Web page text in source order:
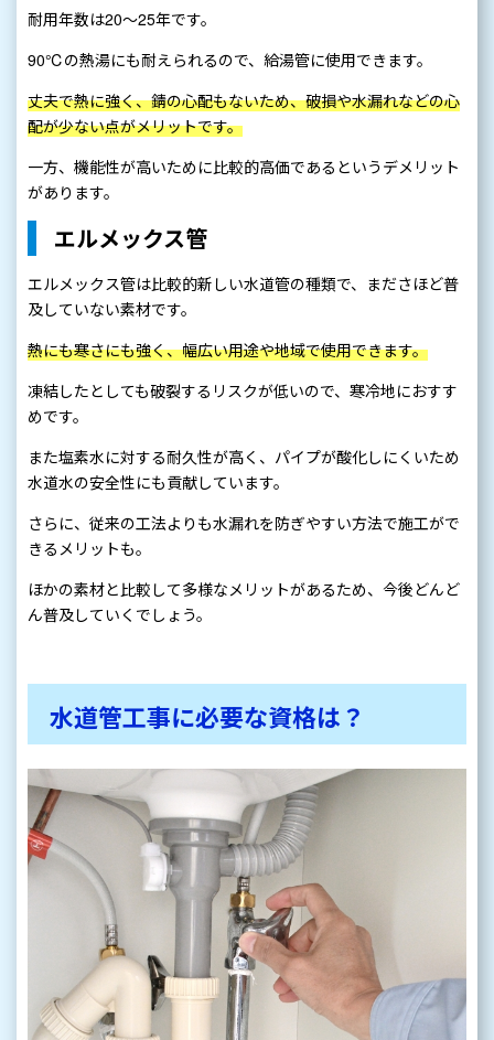
耐用年数は20～25年です。
90℃の熱湯にも耐えられるので、給湯管に使用できます。
丈夫で熱に強く、錆の心配もないため、破損や水漏れなどの心
配が少ない点がメリットです。
一方、機能性が高いために比較的高価であるというデメリット
があります。
エルメックス管
エルメックス管は比較的新しい水道管の種類で、まださほど普
及していない素材です。
熱にも寒さにも強く、幅広い用途や地域で使用できます。
凍結したとしても破裂するリスクが低いので、寒冷地におすす
めです。
また塩素水に対する耐久性が高く、パイプが酸化しにくいため
水道水の安全性にも貢献しています。
さらに、従来の工法よりも水漏れを防ぎやすい方法で施工がで
きるメリットも。
ほかの素材と比較して多様なメリットがあるため、今後どんど
ん普及していくでしょう。
水道管工事に必要な資格は？